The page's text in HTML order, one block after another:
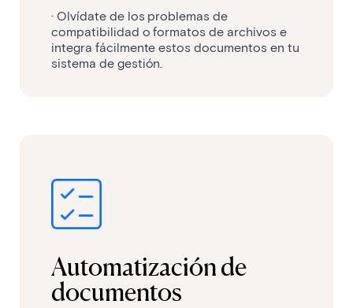
· Olvídate de los problemas de
compatibilidad o formatos de archivos e
integra fácilmente estos documentos en tu
sistema de gestión.
Automatización de
documentos